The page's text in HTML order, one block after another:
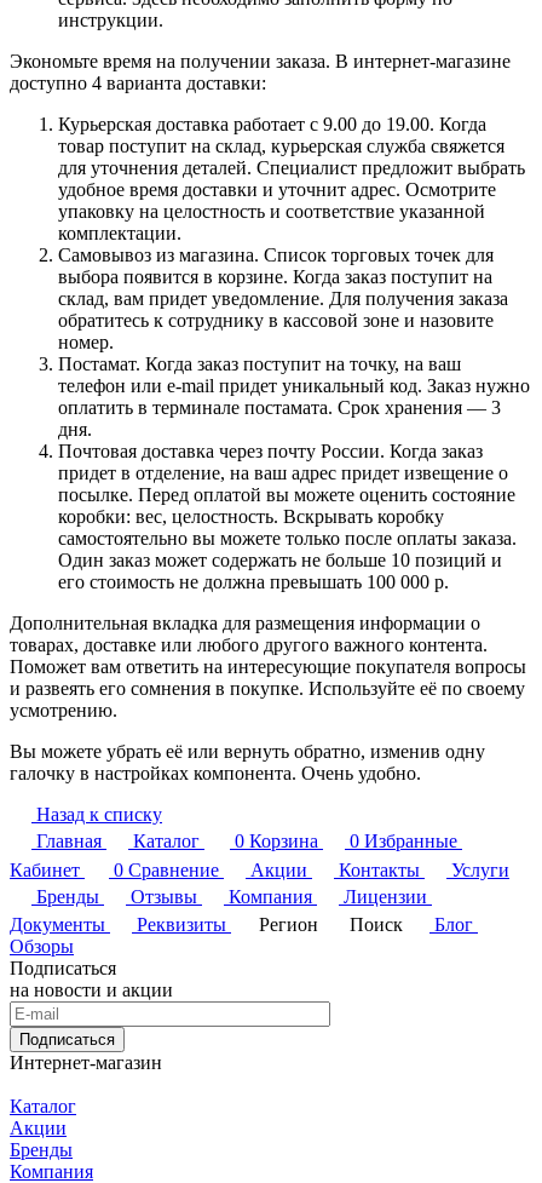
инструкции.
Экономьте время на получении заказа. В интернет-магазине
доступно 4 варианта доставки:
Курьерская доставка работает с 9.00 до 19.00. Когда
товар поступит на склад, курьерская служба свяжется
для уточнения деталей. Специалист предложит выбрать
удобное время доставки и уточнит адрес. Осмотрите
упаковку на целостность и соответствие указанной
комплектации.
Самовывоз из магазина. Список торговых точек для
выбора появится в корзине. Когда заказ поступит на
склад, вам придет уведомление. Для получения заказа
обратитесь к сотруднику в кассовой зоне и назовите
номер.
Постамат. Когда заказ поступит на точку, на ваш
телефон или e-mail придет уникальный код. Заказ нужно
оплатить в терминале постамата. Срок хранения — 3
дня.
Почтовая доставка через почту России. Когда заказ
придет в отделение, на ваш адрес придет извещение о
посылке. Перед оплатой вы можете оценить состояние
коробки: вес, целостность. Вскрывать коробку
самостоятельно вы можете только после оплаты заказа.
Один заказ может содержать не больше 10 позиций и
его стоимость не должна превышать 100 000 р.
Дополнительная вкладка для размещения информации о
товарах, доставке или любого другого важного контента.
Поможет вам ответить на интересующие покупателя вопросы
и развеять его сомнения в покупке. Используйте её по своему
усмотрению.
Вы можете убрать её или вернуть обратно, изменив одну
галочку в настройках компонента. Очень удобно.
Назад к списку
Главная
Каталог 0 Корзина 0 Избранные
Кабинет
0 Сравнение Акции Контакты
Услуги
Бренды
Отзывы Компания
Лицензии
Документы
Реквизиты Регион Поиск
Блог
Обзоры
Подписаться
на новости и акции
Подписаться
Интернет-магазин
Каталог
Акции
Бренды
Компания